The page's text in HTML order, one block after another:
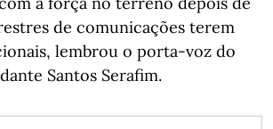
de comunicações terem
lembrou o porta-voz do
Santos Serafim.